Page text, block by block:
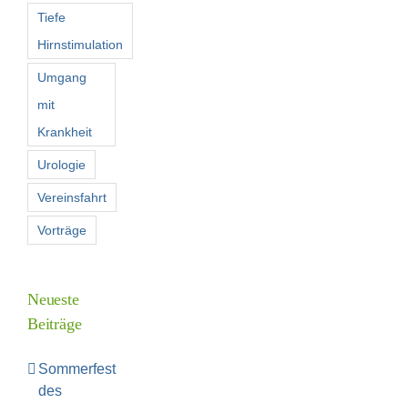
Tiefe
Hirnstimulation
Umgang
mit
Krankheit
Urologie
Vereinsfahrt
Vorträge
Neueste
Beiträge
Sommerfest
des